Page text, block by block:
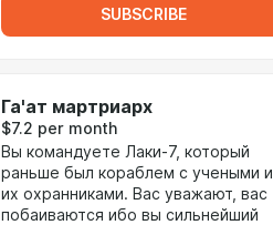
SUBSCRIBE
Га'aт мартриарх
$7.2 per month
Вы командуете Лаки-7, который
раньше был кораблем с учеными и
их охранниками. Вас уважают, вас
побаиваются ибо вы сильнейший